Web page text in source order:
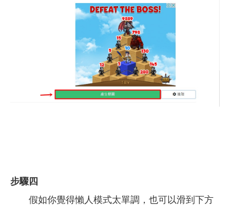
步驟四
假如你覺得懶人模式太單調，也可以滑到下方